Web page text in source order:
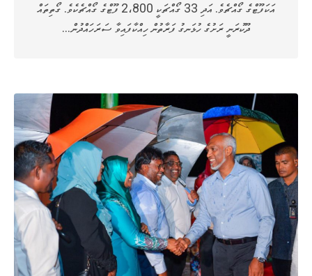
އަކަފޫޓްގެ ގޯއްޗެވެ. އަދި 33 ގޯއްޗަކީ 2،800 ފޫޓްގެ ގޯއްޗެކެވެ. ގޯތިތައް
ދޫކުރަނީ ރަށުގެ ހުޅަނގު ފަރާތުން ހިއްކާފައިވާ ސަރަހައްދުން…